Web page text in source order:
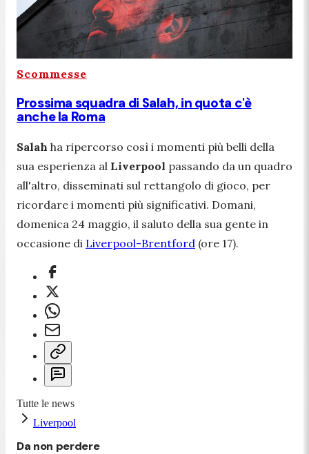
Scommesse
Prossima squadra di Salah, in quota c'è
anche la Roma
Salah ha ripercorso così i momenti più belli della
sua esperienza al Liverpool passando da un quadro
all'altro, disseminati sul rettangolo di gioco, per
ricordare i momenti più significativi. Domani,
domenica 24 maggio, il saluto della sua gente in
occasione di Liverpool-Brentford (ore 17).
Tutte le news
Liverpool
Da non perdere